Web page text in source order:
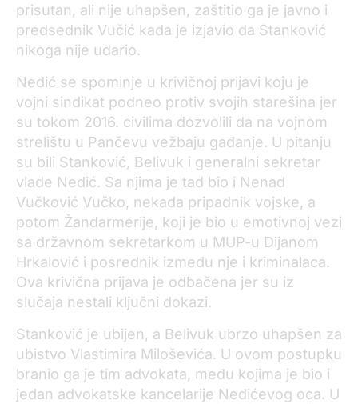
prisutan, ali nije uhapšen, zaštitio ga je javno i
predsednik Vučić kada je izjavio da Stanković
nikoga nije udario.
Nedić se spominje u krivičnoj prijavi koju je
vojni sindikat podneo protiv svojih starešina jer
su tokom 2016. civilima dozvolili da na vojnom
strelištu u Pančevu vežbaju gađanje. U pitanju
su bili Stanković, Belivuk i generalni sekretar
vlade Nedić. Sa njima je tad bio i Nenad
Vučković Vučko, nekada pripadnik vojske, a
potom Žandarmerije, koji je bio u emotivnoj vezi
sa državnom sekretarkom u MUP-u Dijanom
Hrkalović i posrednik između nje i kriminalaca.
Ova krivična prijava je odbačena jer su iz
slučaja nestali ključni dokazi.
Stanković je ubijen, a Belivuk ubrzo uhapšen za
ubistvo Vlastimira Miloševića. U ovom postupku
branio ga je tim advokata, među kojima je bio i
jedan advokatske kancelarije Nedićevog oca. U